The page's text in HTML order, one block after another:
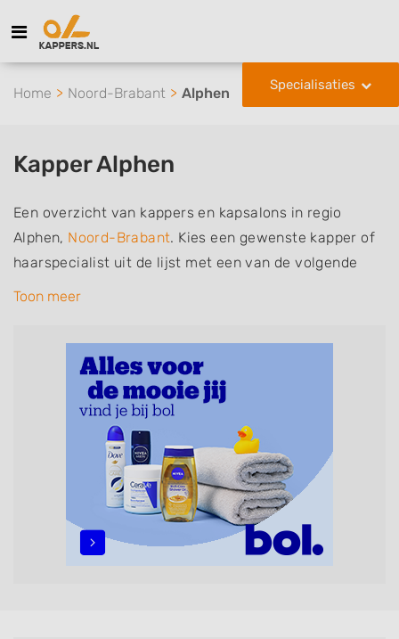
Specialisaties
Home Noord-Brabant Alphen
Kapper Alphen
Een overzicht van kappers en kapsalons in regio
Alphen, Noord-Brabant. Kies een gewenste kapper of
haarspecialist uit de lijst met een van de volgende
specialisaties of aantekeningen: mannen of
zonder afspraak terecht kunt. De vermelde kappers
kunnen uw haren wassen, knippen, föhnen en kleuren,
maar ook helpen met extensions, balyage, invlechten,
opsteken, weave, een keratinebehandeling, een
permanent, een bruidkapsel, make-up & visagie,
epileren, schoonheidsbehandelingen, het trimmen van
een baard en pruiken. U kunt de zoekresultaten
filteren met behulp van de specialisatie filter en u
Toon meer